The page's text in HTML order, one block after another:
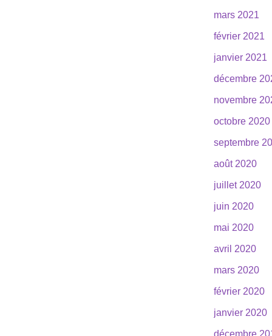
mars 2021
février 2021
janvier 2021
décembre
novembre
octobre 2020
septembre
août 2020
juillet 2020
juin 2020
mai 2020
avril 2020
mars 2020
février 2020
janvier 2020
décembre